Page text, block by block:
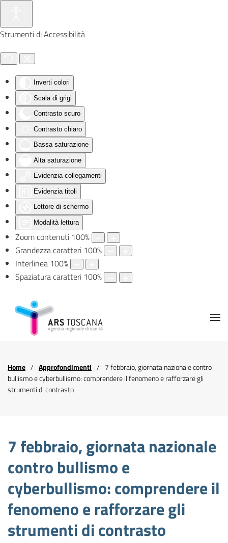
Strumenti di Accessibilità
Inverti colori
Scala di grigi
Contrasto scuro
Contrasto chiaro
Bassa saturazione
Alta saturazione
Evidenzia collegamenti
Evidenzia titoli
Lettore di schermo
Modalità lettura
Zoom contenuti 100%
Grandezza caratteri 100%
Interlinea 100%
Spaziatura caratteri 100%
Skip to main content
Home Approfondimenti
7 febbraio, giornata nazionale contro
bullismo e cyberbullismo: comprendere il fenomeno e rafforzare gli
strumenti di contrasto
7 febbraio, giornata nazionale
contro bullismo e
cyberbullismo: comprendere il
fenomeno e rafforzare gli
strumenti di contrasto